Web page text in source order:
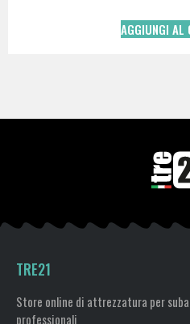
AGGIUNGI AL
TRE21
Store online di attrezzatura per
professionali